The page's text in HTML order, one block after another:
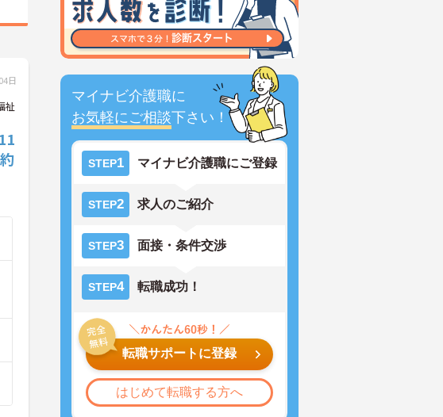
マイナビ介護職に
お気軽にご相談下さい！
STEP1 マイナビ介護職にご登録
STEP2 求人のご紹介
STEP3 面接・条件交渉
STEP4 転職成功！
転職サポートに登録
はじめて転職する方へ
日
祉